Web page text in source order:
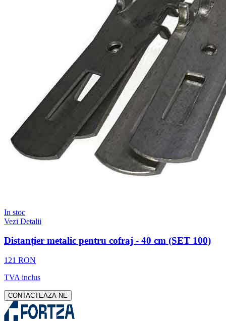
In stoc
Vezi Detalii
Distanțier metalic pentru cofraj - 40 cm (SET 100)
121 RON
TVA inclus
CONTACTEAZA-NE